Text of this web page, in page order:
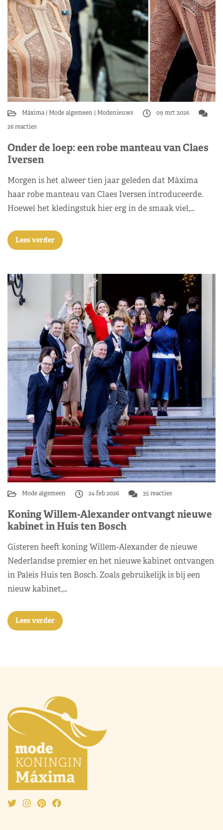
Máxima Mode algemeen Modenieuws
09 mrt 2026
26 reacties
Onder de loep: een robe manteau van Claes
Iversen
Morgen is het alweer tien jaar geleden dat Máxima
haar robe manteau van Claes Iversen introduceerde.
Hoewel het kledingstuk hier erg in de smaak viel,…
Lees verder
Mode algemeen 24 feb 2026 35 reacties
Koning Willem-Alexander ontvangt nieuwe
kabinet in Huis ten Bosch
Gisteren heeft koning Willem-Alexander de nieuwe
Nederlandse premier en het nieuwe kabinet ontvangen
in Paleis Huis ten Bosch. Zoals gebruikelijk is bij een
nieuw kabinet,…
Lees verder